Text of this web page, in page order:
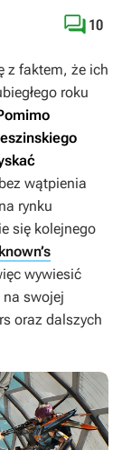
 10
z faktem, że ich
roku
wątpienia
rynku
się kolejnego
wywiesić
na swojej
oraz dalszych